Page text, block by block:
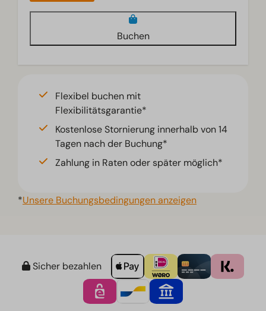
Buchen
Flexibel buchen mit
Flexibilitätsgarantie*
Kostenlose Stornierung innerhalb von 14
Tagen nach der Buchung*
Zahlung in Raten oder später möglich*
*Unsere Buchungsbedingungen anzeigen
Sicher bezahlen